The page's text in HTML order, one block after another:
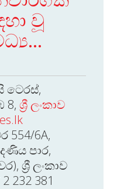
වූ
ටෙරස්,
8, ශ්‍රී ලංකාව
554/6A,
පාර,
ශ්‍රී ලංකාව
232 381